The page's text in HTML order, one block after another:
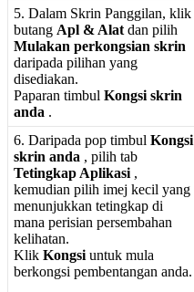
5. Dalam Skrin Panggilan, klik
butang Apl & Alat dan pilih
Mulakan perkongsian skrin
daripada pilihan yang
disediakan.
Paparan timbul Kongsi skrin
anda .
6. Daripada pop timbul Kongsi
skrin anda , pilih tab
Tetingkap Aplikasi ,
kemudian pilih imej kecil yang
menunjukkan tetingkap di
mana perisian persembahan
kelihatan.
Klik Kongsi untuk mula
berkongsi pembentangan anda.